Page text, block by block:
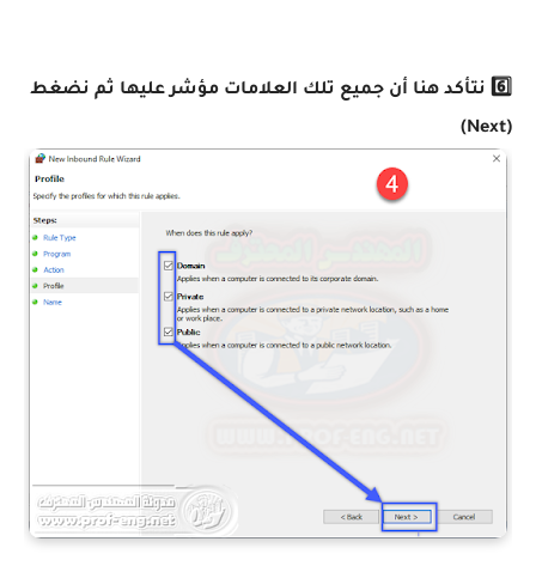
6️⃣ نتأكد هنا أن جميع تلك العلامات مؤشر عليها ثم نضغط
(Next)